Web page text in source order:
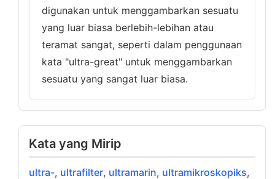
digunakan untuk menggambarkan sesuatu
yang luar biasa berlebih-lebihan atau
teramat sangat, seperti dalam penggunaan
kata "ultra-great" untuk menggambarkan
sesuatu yang sangat luar biasa.
Kata yang Mirip
ultra-, ultrafilter, ultramarin, ultramikroskopiks,